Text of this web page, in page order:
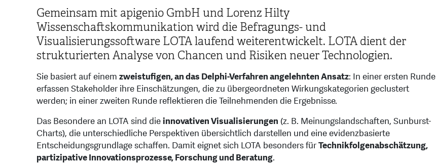
Gemeinsam mit apigenio GmbH und Lorenz Hilty
Wissenschaftskommunikation wird die Befragungs- und
Visualisierungssoftware LOTA laufend weiterentwickelt. LOTA dient der
strukturierten Analyse von Chancen und Risiken neuer Technologien.
Sie basiert auf einem zweistufigen, an das Delphi-Verfahren angelehnten Ansatz: In einer ersten Runde
erfassen Stakeholder ihre Einschätzungen, die zu übergeordneten Wirkungskategorien geclustert
werden; in einer zweiten Runde reflektieren die Teilnehmenden die Ergebnisse.
Das Besondere an LOTA sind dieinnovativen Visualisierungen (z. B. Meinungslandschaften, Sunburst-
Charts), die unterschiedliche Perspektiven übersichtlich darstellen und eine evidenzbasierte
Entscheidungsgrundlage schaffen. Damit eignet sich LOTA besonders fürTechnikfolgenabschätzung,
partizipative Innovationsprozesse, Forschung und Beratung.